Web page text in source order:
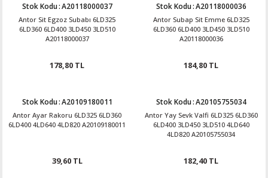
Stok Kodu:A20118000037
Antor Sit Egzoz Subabı 6LD325
6LD360 6LD400 3LD450 3LD510
A20118000037
178,80 TL
Stok Kodu:A20118000036
Antor Subap Sit Emme 6LD325
6LD360 6LD400 3LD450 3LD510
A20118000036
184,80 TL
Stok Kodu:A20109180011
Antor Ayar Rakoru 6LD325 6LD360
6LD400 4LD640 4LD820 A20109180011
39,60 TL
Stok Kodu:A20105755034
Antor Yay Sevk Valfi 6LD325 6LD360
6LD400 3LD450 3LD510 4LD640
4LD820 A20105755034
182,40 TL